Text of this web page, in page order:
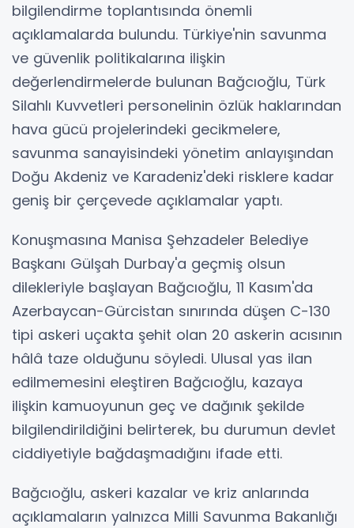
bilgilendirme toplantısında önemli
açıklamalarda bulundu. Türkiye'nin savunma
ve güvenlik politikalarına ilişkin
değerlendirmelerde bulunan Bağcıoğlu, Türk
Silahlı Kuvvetleri personelinin özlük haklarından
hava gücü projelerindeki gecikmelere,
savunma sanayisindeki yönetim anlayışından
Doğu Akdeniz ve Karadeniz'deki risklere kadar
geniş bir çerçevede açıklamalar yaptı.
Konuşmasına Manisa Şehzadeler Belediye
Başkanı Gülşah Durbay'a geçmiş olsun
dilekleriyle başlayan Bağcıoğlu, 11 Kasım'da
Azerbaycan-Gürcistan sınırında düşen C-130
tipi askeri uçakta şehit olan 20 askerin acısının
hâlâ taze olduğunu söyledi. Ulusal yas ilan
edilmemesini eleştiren Bağcıoğlu, kazaya
ilişkin kamuoyunun geç ve dağınık şekilde
bilgilendirildiğini belirterek, bu durumun devlet
ciddiyetiyle bağdaşmadığını ifade etti.
Bağcıoğlu, askeri kazalar ve kriz anlarında
açıklamaların yalnızca Milli Savunma Bakanlığı